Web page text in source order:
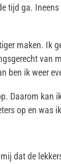
tijd ga.
maken. Ik
van
ben ik weer
Daarom kan
op en was
dat de